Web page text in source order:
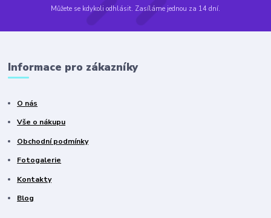
Můžete se kdykoli odhlásit. Zasíláme jednou za 14 dní.
Informace pro zákazníky
O nás
Vše o nákupu
Obchodní podmínky
Fotogalerie
Kontakty
Blog